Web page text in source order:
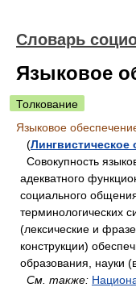
Словарь
Языковое
Толкование
Языковое
(Лингвистическое
Совокупность
адекватного
социального
терминологических
(лексические и
конструкции)
образования, науки
См. также: